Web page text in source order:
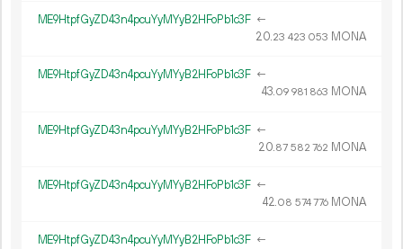
ME9HtpfGyZD43n4pcuYyMYyB2HFoPb1c3F ←
20.23 423 053 MONA
ME9HtpfGyZD43n4pcuYyMYyB2HFoPb1c3F ←
43.09 981 863 MONA
ME9HtpfGyZD43n4pcuYyMYyB2HFoPb1c3F ←
20.87 582 762 MONA
ME9HtpfGyZD43n4pcuYyMYyB2HFoPb1c3F ←
42.08 574776 MONA
ME9HtpfGyZD43n4pcuYyMYyB2HFoPb1c3F ←